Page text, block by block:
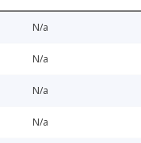
N/a
N/a
N/a
N/a